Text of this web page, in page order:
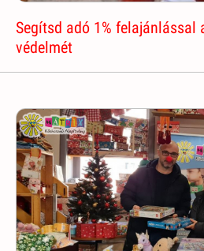
Segítsd adó 1% felajánlással
védelmét